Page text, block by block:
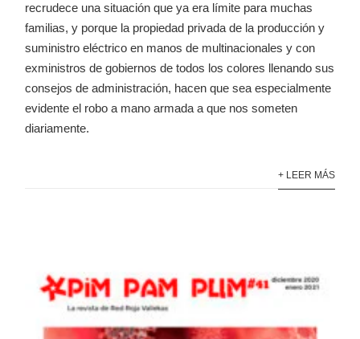
recrudece una situación que ya era límite para muchas
familias, y porque la propiedad privada de la producción y
suministro eléctrico en manos de multinacionales y con
exministros de gobiernos de todos los colores llenando sus
consejos de administración, hacen que sea especialmente
evidente el robo a mano armada a que nos someten
diariamente.
+ LEER MÁS